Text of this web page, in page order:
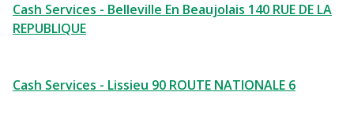
Cash Services - Belleville En Beaujolais 140 RUE DE LA
REPUBLIQUE
Cash Services - Lissieu 90 ROUTE NATIONALE 6